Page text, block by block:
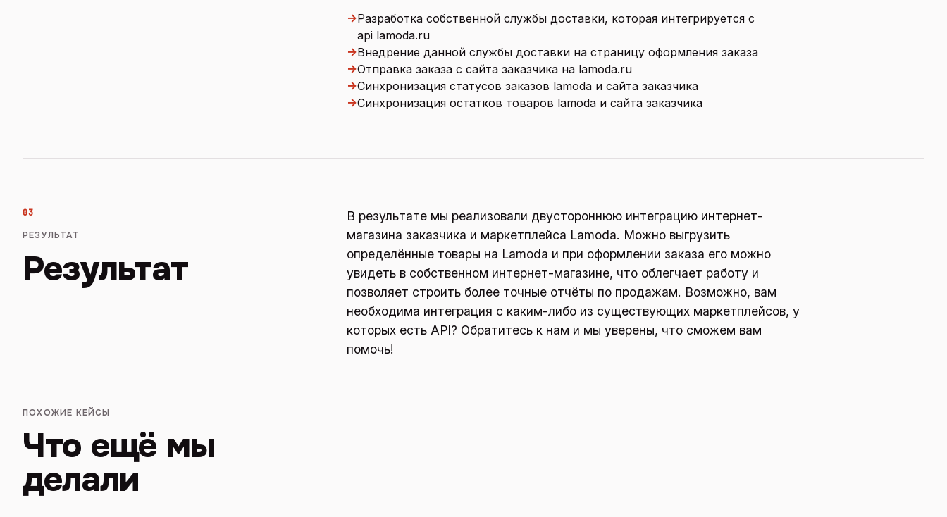
→Разработка собственной службы доставки, которая интегрируется с
api lamoda.ru
→Внедрение данной службы доставки на страницу оформления заказа
→Отправка заказа с сайта заказчика на lamoda.ru
→Синхронизация статусов заказов lamoda и сайта заказчика
→Синхронизация остатков товаров lamoda и сайта заказчика
03
РЕЗУЛЬТАТ
Результат
В результате мы реализовали двустороннюю интеграцию интернет-
магазина заказчика и маркетплейса Lamoda. Можно выгрузить
определённые товары на Lamoda и при оформлении заказа его можно
увидеть в собственном интернет-магазине, что облегчает работу и
позволяет строить более точные отчёты по продажам. Возможно, вам
необходима интеграция с каким-либо из существующих маркетплейсов, у
которых есть API? Обратитесь к нам и мы уверены, что сможем вам
помочь!
ПОХОЖИЕ КЕЙСЫ
Что ещё мы
делали